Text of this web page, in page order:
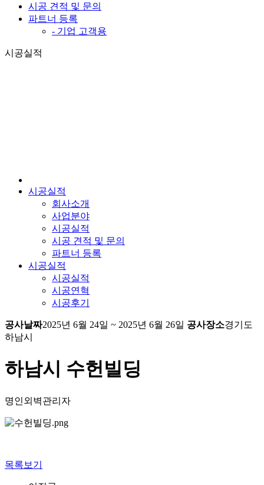
시공 견적 및 문의
파트너 등록
- 기업 고객용
시공실적
시공실적
회사소개
사업분야
시공실적
시공 견적 및 문의
파트너 등록
시공실적
시공실적
시공연혁
시공후기
공사날짜2025년 6월 24일 ~ 2025년 6월 26일 공사장소경기도
하남시
하남시 수헌빌딩
명인외벽관리자
목록보기